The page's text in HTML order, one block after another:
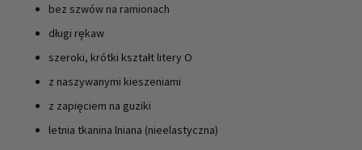
bez szwów na ramionach
długi rękaw
szeroki, krótki kształt litery O
z naszywanymi kieszeniami
z zapięciem na guziki
letnia tkanina lniana (nieelastyczna)